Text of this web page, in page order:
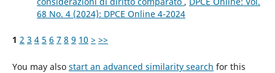
68 No. 4 (2024): DPCE Online 4-2024
1 2 3 4 5 6 7 8 9 10 > >>
You may also start an advanced similarity search for this